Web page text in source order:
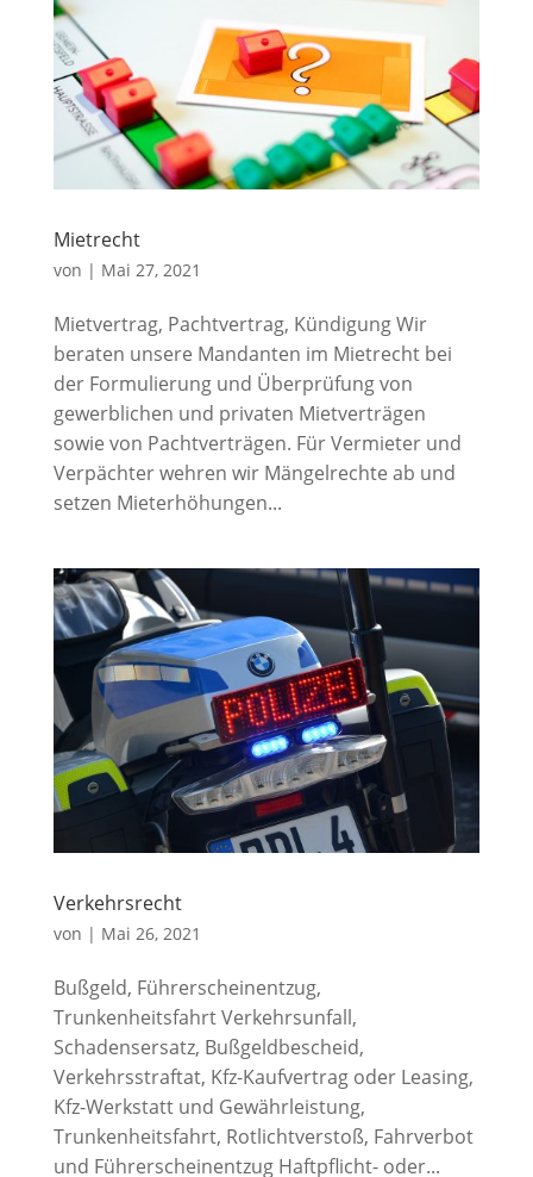
Mietrecht
von | Mai 27, 2021
Mietvertrag, Pachtvertrag, Kündigung Wir
beraten unsere Mandanten im Mietrecht bei
der Formulierung und Überprüfung von
gewerblichen und privaten Mietverträgen
sowie von Pachtverträgen. Für Vermieter und
Verpächter wehren wir Mängelrechte ab und
setzen Mieterhöhungen...
Verkehrsrecht
von | Mai 26, 2021
Bußgeld, Führerscheinentzug,
Trunkenheitsfahrt Verkehrsunfall,
Schadensersatz, Bußgeldbescheid,
Verkehrsstraftat, Kfz-Kaufvertrag oder Leasing,
Kfz-Werkstatt und Gewährleistung,
Trunkenheitsfahrt, Rotlichtverstoß, Fahrverbot
und Führerscheinentzug Haftpflicht- oder...